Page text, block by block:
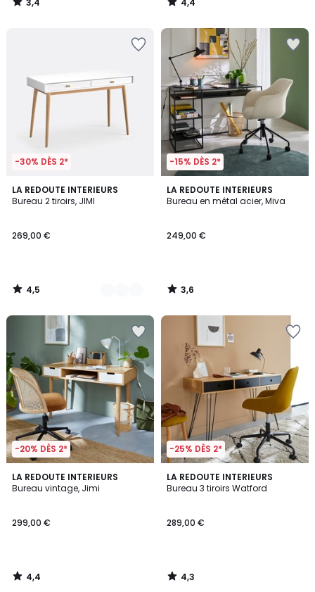
3,4
/
4,4
/
-30% DÈS 2*
LA REDOUTE INTERIEURS
Bureau 2 tiroirs, JIMI
269,00 €
4,5
/ 5
2
Couleurs
4,5
/
-15% DÈS 2*
LA REDOUTE INTERIEURS
Bureau en métal acier, Miva
249,00 €
3,6
/ 5
3,6
/
-20% DÈS 2*
LA REDOUTE INTERIEURS
Bureau vintage, Jimi
299,00 €
4,4
/ 5
4,4
/
-25% DÈS 2*
LA REDOUTE INTERIEURS
Bureau 3 tiroirs Watford
289,00 €
4,3
/ 5
4,3
/